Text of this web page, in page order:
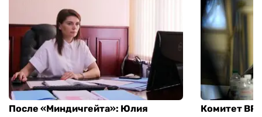
После «Миндичгейта»: Юлия
Комитет ВР